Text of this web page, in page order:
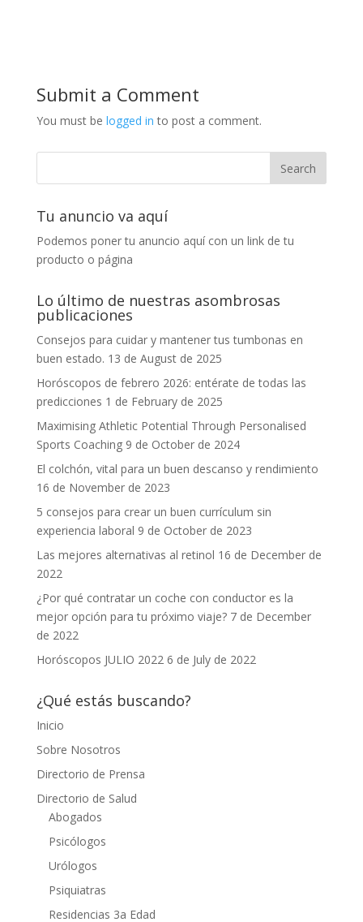
Submit a Comment
You must be logged in to post a comment.
Tu anuncio va aquí
Podemos poner tu anuncio aquí con un link de tu
producto o página
Lo último de nuestras asombrosas
publicaciones
Consejos para cuidar y mantener tus tumbonas en
buen estado. 13 de August de 2025
Horóscopos de febrero 2026: entérate de todas las
predicciones 1 de February de 2025
Maximising Athletic Potential Through Personalised
Sports Coaching 9 de October de 2024
El colchón, vital para un buen descanso y rendimiento
16 de November de 2023
5 consejos para crear un buen currículum sin
experiencia laboral 9 de October de 2023
Las mejores alternativas al retinol 16 de December de
2022
¿Por qué contratar un coche con conductor es la
mejor opción para tu próximo viaje? 7 de December
de 2022
Horóscopos JULIO 2022 6 de July de 2022
¿Qué estás buscando?
Inicio
Sobre Nosotros
Directorio de Prensa
Directorio de Salud
Abogados
Psicólogos
Urólogos
Psiquiatras
Residencias 3a Edad